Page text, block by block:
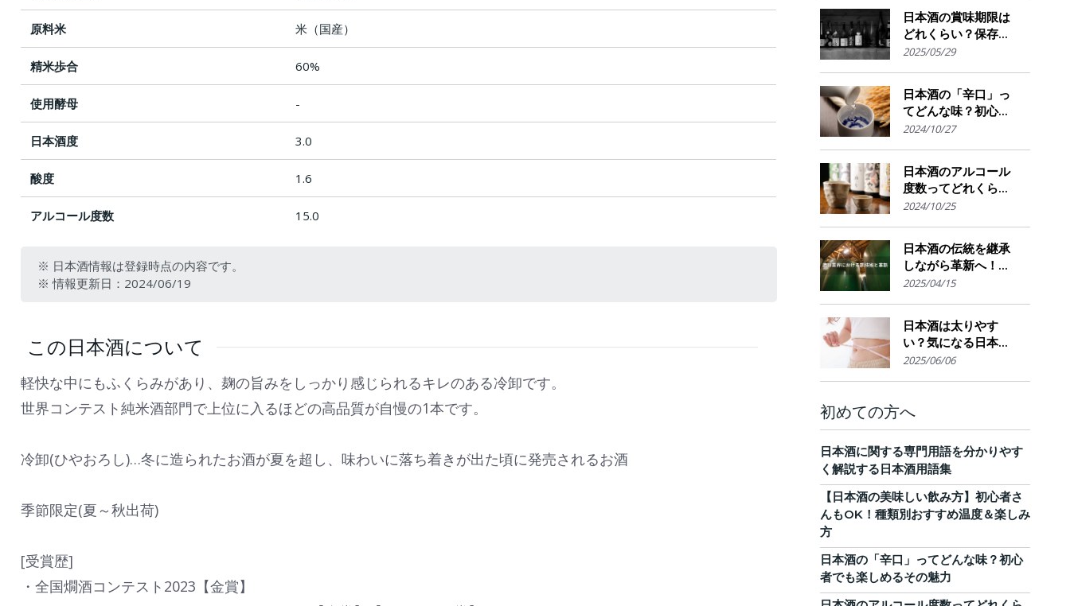
原料米 米（国産）
精米歩合 60%
使用酵母 -
日本酒度 3.0
酸度 1.6
アルコール度数 15.0
※ 日本酒情報は登録時点の内容です。
※ 情報更新日：2024/06/19
この日本酒について
軽快な中にもふくらみがあり、麹の旨みをしっかり感じられるキレのある冷卸です。
世界コンテスト純米酒部門で上位に入るほどの高品質が自慢の1本です。
冷卸(ひやおろし)…冬に造られたお酒が夏を超し、味わいに落ち着きが出た頃に発売されるお酒
季節限定(夏～秋出荷)
[受賞歴]
・全国燗酒コンテスト2023【金賞】
日本酒の賞味期限は
どれくらい？保存場
所のポイント
2025/05/29
日本酒の「辛口」っ
てどんな味？初心者
でも楽しめるその魅
2024/10/27
日本酒のアルコール
度数ってどれくら
い？特徴や度数の秘
2024/10/25
日本酒の伝統を継承
しながら革新へ！
AI・IoTが実現する革
の未来展望
2025/04/15
日本酒は太りやす
い？気になる日本酒
のカロリーと糖質。
2025/06/06
初めての方へ
日本酒に関する専門用語を分かりやす
く解説する日本酒用語集
【日本酒の美味しい飲み方】初心者さ
んもOK！種類別おすすめ温度＆楽しみ
方
日本酒の「辛口」ってどんな味？初心
者でも楽しめるその魅力